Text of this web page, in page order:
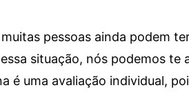
pessoas ainda podem
situação, nós podemos te
é uma avaliação individual,